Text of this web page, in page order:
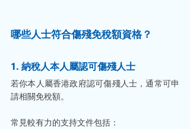
哪些人士符合傷殘免稅額資格？
1. 納稅人本人屬認可傷殘人士
若你本人屬香港政府認可傷殘人士，通常可申
請相關免稅額。
常見較有力的支持文件包括：